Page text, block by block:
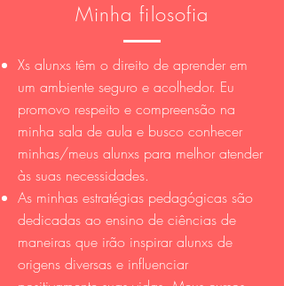
Minha filosofia
Xs alunxs têm o direito de aprender em
um ambiente seguro e acolhedor. Eu
promovo respeito e compreensão na
minha sala de aula e busco conhecer
minhas/meus alunxs para melhor atender
às suas necessidades.
As minhas estratégias pedagógicas são
dedicadas ao ensino de ciências de
maneiras que irão inspirar alunxs de
origens diversas e influenciar